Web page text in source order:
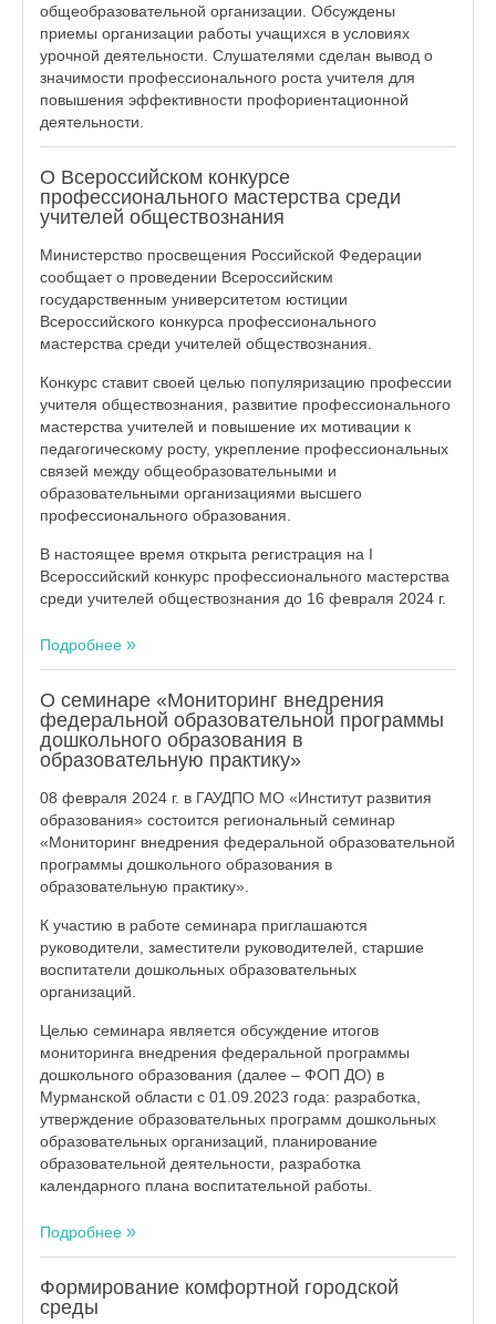
общеобразовательной организации. Обсуждены
приемы организации работы учащихся в условиях
урочной деятельности. Слушателями сделан вывод о
значимости профессионального роста учителя для
повышения эффективности профориентационной
деятельности.
О Всероссийском конкурсе
профессионального мастерства среди
учителей обществознания
Министерство просвещения Российской Федерации
сообщает о проведении Всероссийским
государственным университетом юстиции
Всероссийского конкурса профессионального
мастерства среди учителей обществознания.
Конкурс ставит своей целью популяризацию профессии
учителя обществознания, развитие профессионального
мастерства учителей и повышение их мотивации к
педагогическому росту, укрепление профессиональных
связей между общеобразовательными и
образовательными организациями высшего
профессионального образования.
В настоящее время открыта регистрация на I
Всероссийский конкурс профессионального мастерства
среди учителей обществознания до 16 февраля 2024 г.
Подробнее
О семинаре «Мониторинг внедрения
федеральной образовательной программы
дошкольного образования в
образовательную практику»
08 февраля 2024 г. в ГАУДПО МО «Институт развития
образования» состоится региональный семинар
«Мониторинг внедрения федеральной образовательной
программы дошкольного образования в
образовательную практику».
К участию в работе семинара приглашаются
руководители, заместители руководителей, старшие
воспитатели дошкольных образовательных
организаций.
Целью семинара является обсуждение итогов
мониторинга внедрения федеральной программы
дошкольного образования (далее – ФОП ДО) в
Мурманской области с 01.09.2023 года: разработка,
утверждение образовательных программ дошкольных
образовательных организаций, планирование
образовательной деятельности, разработка
календарного плана воспитательной работы.
Подробнее
Формирование комфортной городской
среды